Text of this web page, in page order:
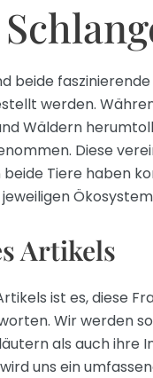
beide
werden.
Wäldern
Diese
Tiere haben
Artikels
ist es, diese
Wir werden
als auch ihre
uns ein